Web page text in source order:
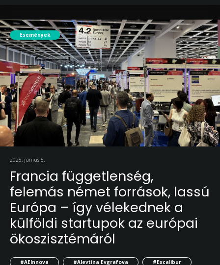
Események
2025. június 5.
Francia függetlenség,
felemás német források, lassú
Európa – így vélekednek a
külföldi startupok az európai
ökoszisztémáról
#AEInnova #Alevtina Evgrafova
#Excalibur